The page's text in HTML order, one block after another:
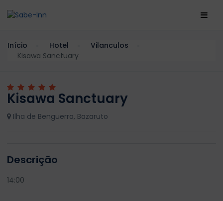
Início Hotel
Vilanculos
Kisawa Sanctuary
Kisawa Sanctuary
Ilha de Benguerra, Bazaruto
Descrição
14:00